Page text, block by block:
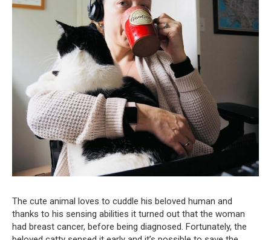
The cute animal loves to cuddle his beloved human and
thanks to his sensing abilities it turned out that the woman
had breast cancer, before being diagnosed. Fortunately, the